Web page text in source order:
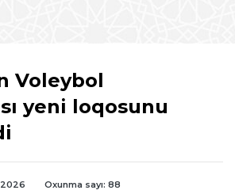
Voleybol
yeni loqosunu
Oxunma sayı: 88